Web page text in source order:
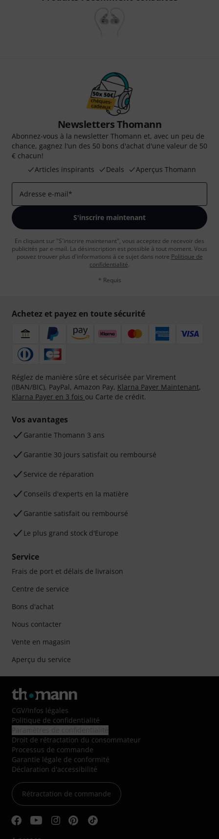
Newsletters Thomann
Abonnez-vous à la newsletter Thomann et, avec un peu de
chance, gagnez l'un des 50 bons d'achat d'une valeur de 50
€ chacun!
Articles inspirants
Deals Aperçus Thomann
Adresse e-mail*
S'inscrire maintenant
En cliquant sur "S'inscrire maintenant", vous acceptez de recevoir des
publicités par e-mail. La désinscription est possible à tout moment. Vous
pouvez trouver plus d'informations à ce sujet dans notre Politique de
confidentialité.
* Requis
Achetez et payez en toute sécurité
Réglez de manière sûre et sécurisée par Virement
(IBAN/BIC), PayPal, Amazon Pay, Klarna Payer Maintenant,
Klarna Payer en 3 fois ou Carte de crédit.
Vos avantages
Ga­ran­tie Thomann 3 ans
Garantie 30 jours satisfait ou remboursé
Service de réparation
Conseils d'experts en la matière
Garantie satisfait ou remboursé
Le plus grand stock d'Europe
Service
Frais de port et délais de livraison
Centre de service
Bons d'achat
Nous contacter
Vente en magasin
Aperçu du service
CGV/Infos légales
Politique de confidentialité
Droit de rétractation du consommateur
Processus de commande
Garantie légale de conformité
Déclaration d'accessibilité
Rétractation de commande